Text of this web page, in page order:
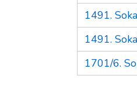
1491.
1491.
1701/6.